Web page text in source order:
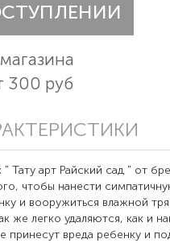
300 руб
арт Райский сад " от
чтобы нанести
и вооружиться влажной
же легко удаляются, как и
принесут вреда ребенку и